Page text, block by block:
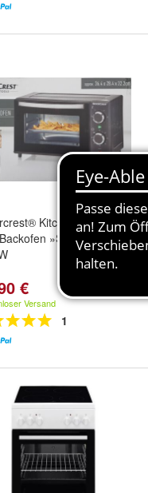
Kitchen TOOLS
»SGB 800 A1«,
€
Versand
1